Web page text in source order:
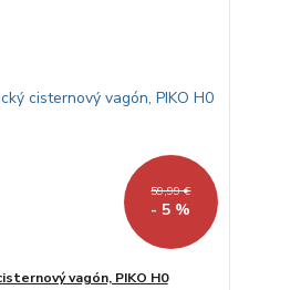
59,99 €
- 5 %
vagón, PIKO H0